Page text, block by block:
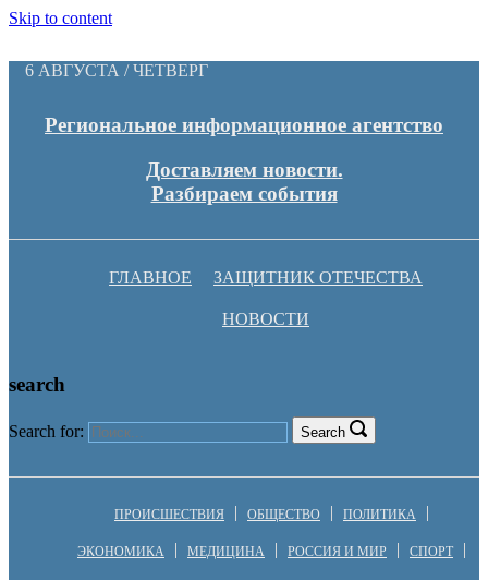
Skip to content
6 АВГУСТА / ЧЕТВЕРГ
Региональное информационное агентство
Доставляем новости.
Разбираем события
ГЛАВНОЕ ЗАЩИТНИК ОТЕЧЕСТВА
НОВОСТИ
search
Search for: Search
ПРОИСШЕСТВИЯ ОБЩЕСТВО ПОЛИТИКА
ЭКОНОМИКА МЕДИЦИНА РОССИЯ И МИР СПОРТ